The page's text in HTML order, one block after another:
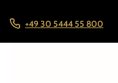
+49 30 5444 55 800